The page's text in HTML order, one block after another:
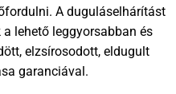
A duguláselhárítást
lehető leggyorsabban és
elzsírosodott, eldugult
garanciával.